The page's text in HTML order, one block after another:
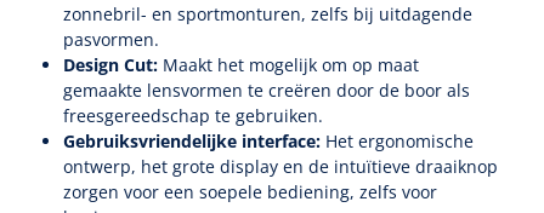
zonnebril- en sportmonturen, zelfs bij uitdagende
pasvormen.
Design Cut: Maakt het mogelijk om op maat
gemaakte lensvormen te creëren door de boor als
freesgereedschap te gebruiken.
Gebruiksvriendelijke interface: Het ergonomische
ontwerp, het grote display en de intuïtieve draaiknop
zorgen voor een soepele bediening, zelfs voor